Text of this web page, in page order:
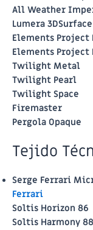
All Weather
Lumera 3DSurface
Elements Project
Elements
Twilight Metal
Twilight Pearl
Twilight Space
Firemaster
Pergola Opaque
Tejido
Serge Ferrari
Ferrari
Soltis Horizon 86
Soltis Harmony 88